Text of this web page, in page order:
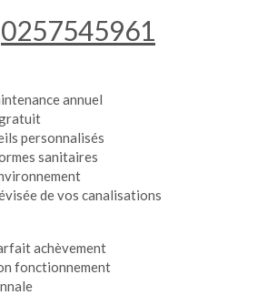
0257545961
annuel
personnalisés
sanitaires
de vos canalisations
achèvement
fonctionnement